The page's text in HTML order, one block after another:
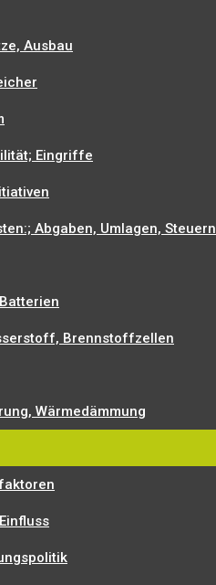
Ausbau
Eingriffe
Abgaben, Umlagen, Steuern
Brennstoffzellen
Wärmedämmung